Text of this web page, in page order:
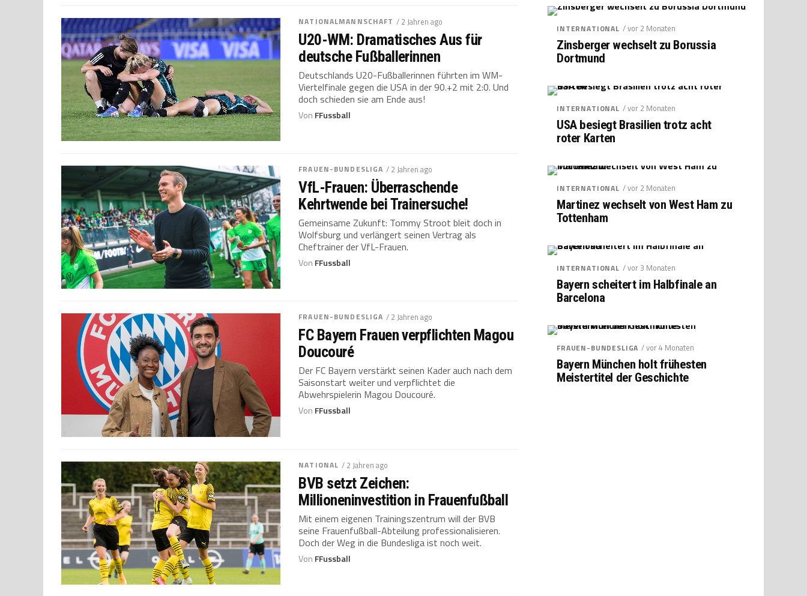
NATIONALMANNSCHAFT / 2 Jahren ago
U20-WM: Dramatisches Aus für
deutsche Fußballerinnen
Deutschlands U20-Fußballerinnen führten im WM-
Viertelfinale gegen die USA in der 90.+2 mit 2:0. Und
doch schieden sie am Ende aus!
Von FFussball
FRAUEN-BUNDESLIGA / 2 Jahren ago
VfL-Frauen: Überraschende
Kehrtwende bei Trainersuche!
Gemeinsame Zukunft: Tommy Stroot bleit doch in
Wolfsburg und verlängert seinen Vertrag als
Cheftrainer der VfL-Frauen.
Von FFussball
FRAUEN-BUNDESLIGA / 2 Jahren ago
FC Bayern Frauen verpflichten Magou
Doucouré
Der FC Bayern verstärkt seinen Kader auch nach dem
Saisonstart weiter und verpflichtet die
Abwehrspielerin Magou Doucouré.
Von FFussball
NATIONAL / 2 Jahren ago
BVB setzt Zeichen:
Millioneninvestition in Frauenfußball
Mit einem eigenen Trainingszentrum will der BVB
seine Frauenfußball-Abteilung professionalisieren.
Doch der Weg in die Bundesliga ist noch weit.
Von FFussball
INTERNATIONAL / vor 2 Monaten
Zinsberger wechselt zu Borussia
Dortmund
INTERNATIONAL / vor 2 Monaten
USA besiegt Brasilien trotz acht
roter Karten
INTERNATIONAL / vor 2 Monaten
Martinez wechselt von West Ham zu
Tottenham
INTERNATIONAL / vor 3 Monaten
Bayern scheitert im Halbfinale an
Barcelona
FRAUEN-BUNDESLIGA / vor 4 Monaten
Bayern München holt frühesten
Meistertitel der Geschichte